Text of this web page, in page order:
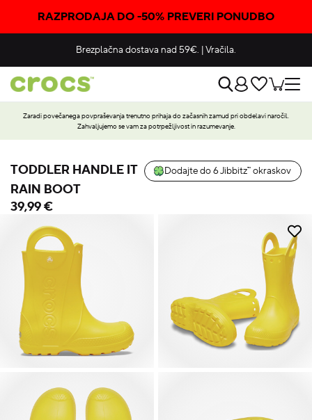
RAZPRODAJA DO -50% PREVERI PONUDBO
Brezplačna dostava nad 59€. |Vračila.
Zaradi povečanega povpraševanja trenutno prihaja do začasnih zamud pri obdelavi naročil.
Zahvaljujemo se vam za potrpežljivost in razumevanje.
TODDLER HANDLE IT
RAIN BOOT
Dodajte do 6 Jibbitz™ okraskov
39,99 €